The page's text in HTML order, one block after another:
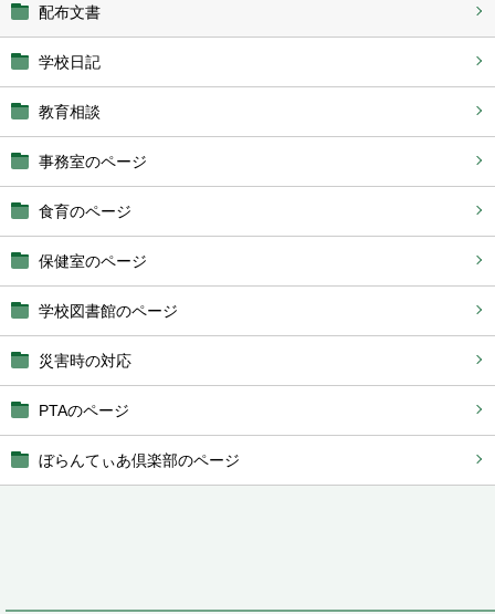
配布文書
学校日記
教育相談
事務室のページ
食育のページ
保健室のページ
学校図書館のページ
災害時の対応
PTAのページ
ぼらんてぃあ倶楽部のページ